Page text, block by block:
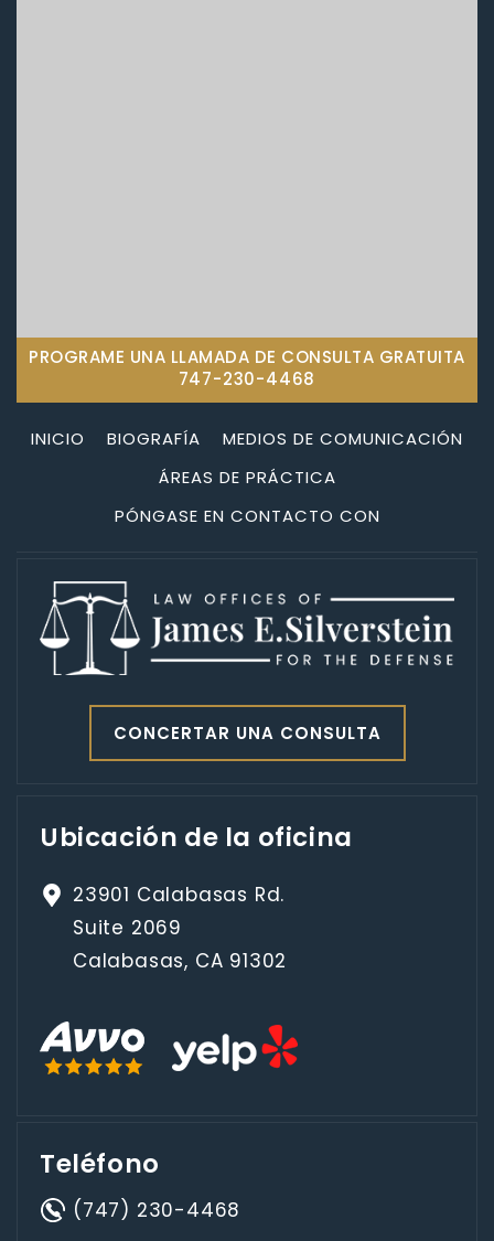
PROGRAME UNA LLAMADA DE CONSULTA GRATUITA
747-230-4468
INICIO BIOGRAFÍA
MEDIOS DE COMUNICACIÓN
ÁREAS DE PRÁCTICA
PÓNGASE EN CONTACTO CON
CONCERTAR UNA CONSULTA
Ubicación de la oficina
23901 Calabasas Rd.
Suite 2069
Calabasas, CA 91302
Teléfono
(747) 230-4468